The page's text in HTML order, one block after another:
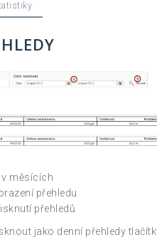
měsících
přehledu
přehledů
jako denní přehledy